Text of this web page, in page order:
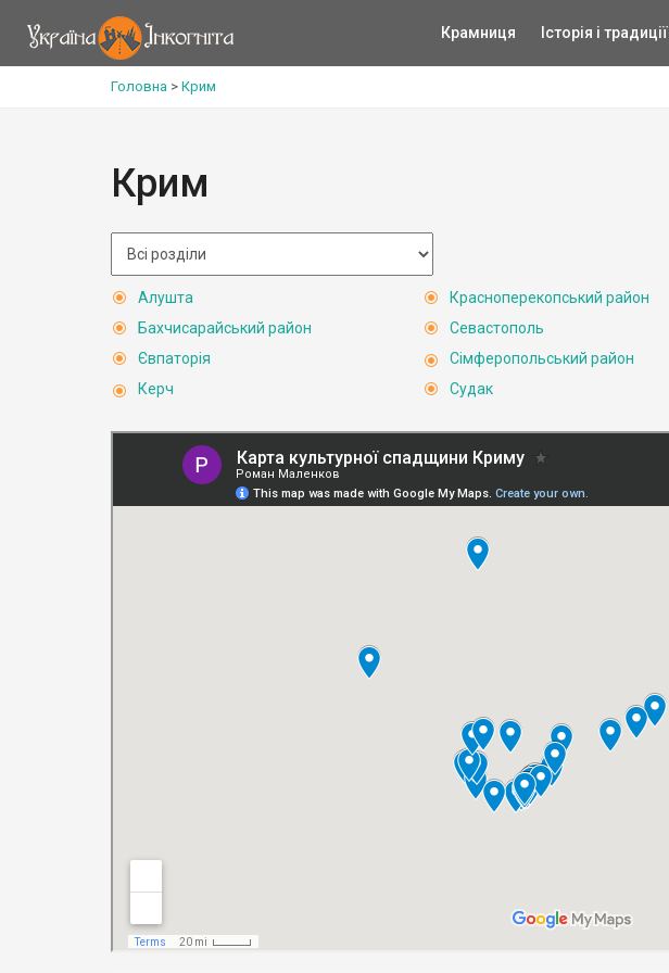
Крамниця Історія і традиції
Головна > Крим
Крим
Алушта
Бахчисарайський район
Євпаторія
Керч
Красноперекопський район
Севастополь
Сімферопольський район
Судак